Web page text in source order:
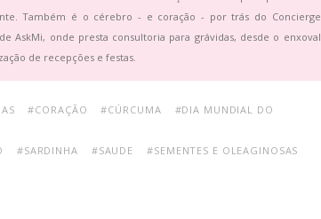
Também é o cérebro - e coração - por trás do Concierge
AskMi, onde presta consultoria para grávidas, desde o enxoval
de recepções e festas.
#CORAÇÃO #CÚRCUMA #DIA MUNDIAL DO
#SARDINHA #SAUDE #SEMENTES E OLEAGINOSAS